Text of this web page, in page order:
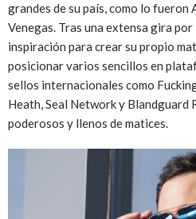
grandes de su país, como lo fueron
Venegas. Tras una extensa gira
inspiración para crear su propio
posicionar varios sencillos en
sellos internacionales como
Heath, Seal Network y Blandguard
poderosos y llenos de matices.